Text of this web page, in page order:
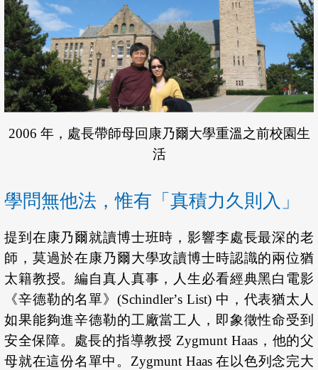
2006 年，處長帶師母回康乃爾大學重溫之前校園生
活
學問無他法，惟有「真積力久則入」
提到在康乃爾就讀博士班時，影響李處長最深的老
師，莫過於在康乃爾大學攻讀博士時認識的兩位猶
太籍教授。編自真人真事，人生必看經典黑白電影
《辛德勒的名單》(Schindler’s List) 中，代表猶太人
如果能夠進辛德勒的工廠當工人，即象徵性命受到
安全保障。處長的指導教授 Zygmunt Haas，他的父
母就在這份名單中。Zygmunt Haas 在以色列念完大